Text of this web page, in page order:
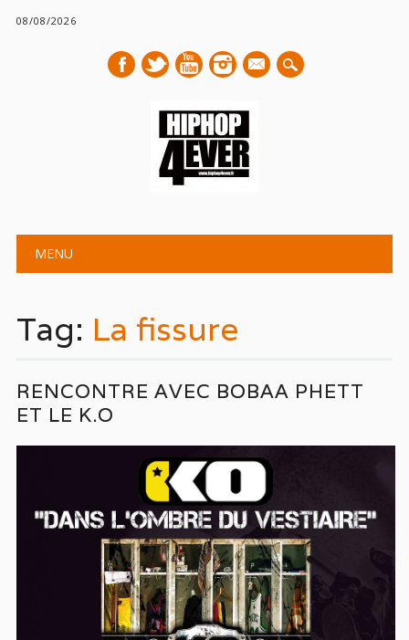
08/08/2026
mail
Main menu
MENU
Tag: La fissure
RENCONTRE AVEC BOBAA PHETT
ET LE K.O